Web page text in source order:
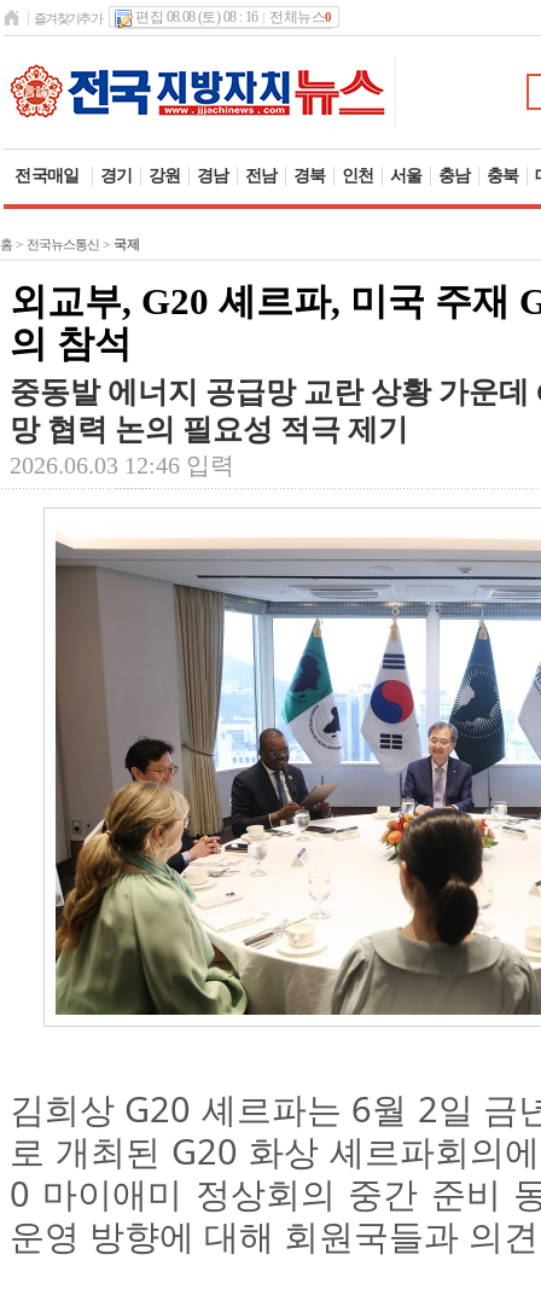
즐겨찾기추가 편집 08.08 (토) 08 : 16 전체뉴스0
전국매일 경기 강원 경남 전남 경북 인천 서울 충남 충북
홈 > 전국뉴스통신 > 국제
외교부, G20 셰르파, 미국 주재
의 참석
중동발 에너지 공급망 교란 상황 가운데
망 협력 논의 필요성 적극 제기
2026.06.03 12:46 입력
김희상 G20 셰르파는 6월 2일 금
로 개최된 G20 화상 셰르파회의
0 마이애미 정상회의 중간 준비
운영 방향에 대해 회원국들과 의